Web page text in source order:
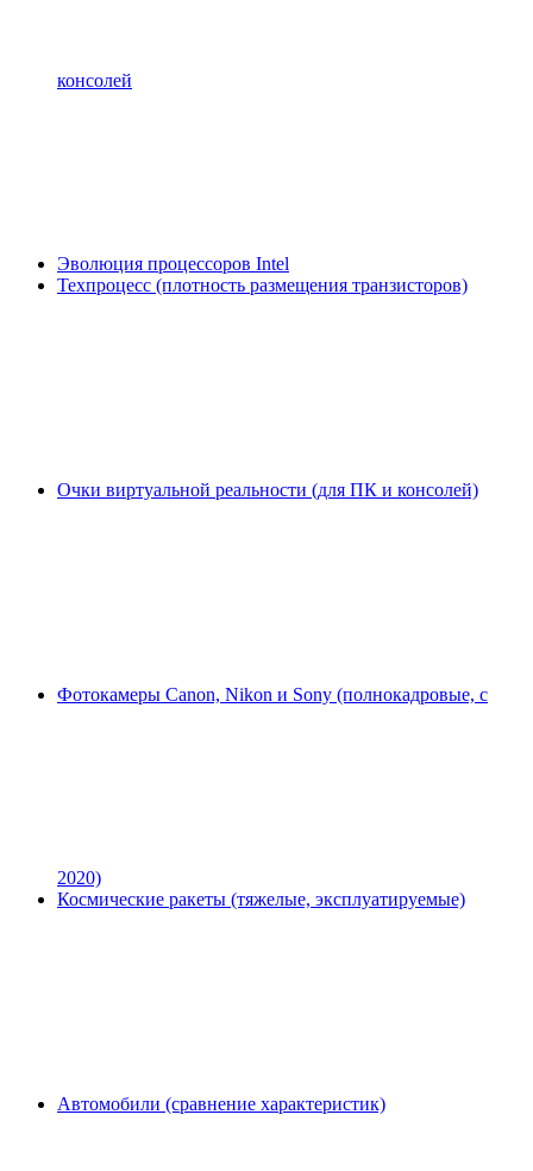
консолей
Эволюция процессоров Intel
Техпроцесс (плотность размещения транзисторов)
Очки виртуальной реальности (для ПК и консолей)
Фотокамеры Canon, Nikon и Sony (полнокадровые, с
2020)
Космические ракеты (тяжелые, эксплуатируемые)
Автомобили (сравнение характеристик)